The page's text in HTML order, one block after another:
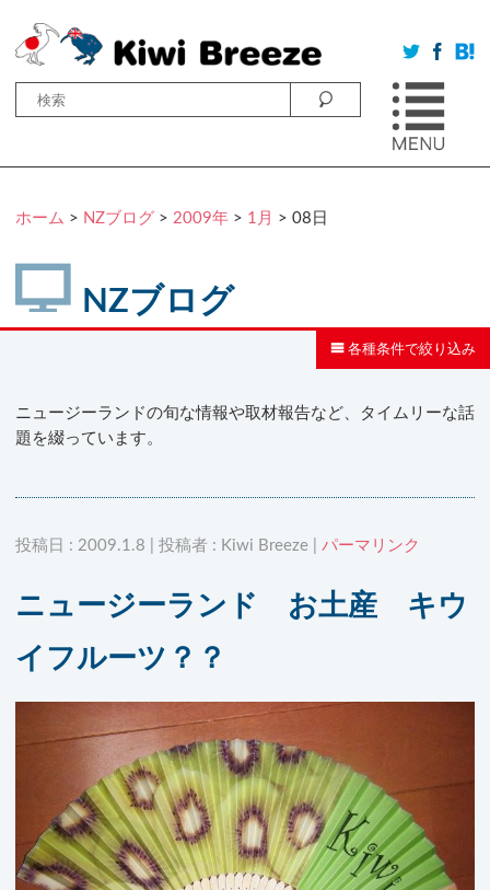
ホーム > NZブログ > 2009年 > 1月 > 08日
NZブログ
各種条件で絞り込み
ニュージーランドの旬な情報や取材報告など、タイムリーな話
題を綴っています。
投稿日 : 2009.1.8 | 投稿者 : Kiwi Breeze | パーマリンク
ニュージーランド お土産 キウ
イフルーツ？？